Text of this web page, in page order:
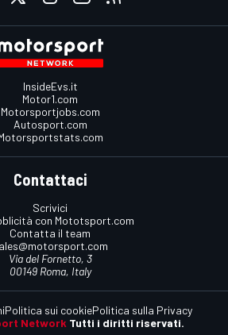
InsideEvs.it
Motor1.com
Motorsportjobs.com
Autosport.com
Contattaci
Scrivici
con Mototsport.com
Contatta il team
Via del Fornetto, 3
00149 Roma, Italy
Network Tutti i diritti riservati.
Politica sui cookiePolitica sulla Privacy